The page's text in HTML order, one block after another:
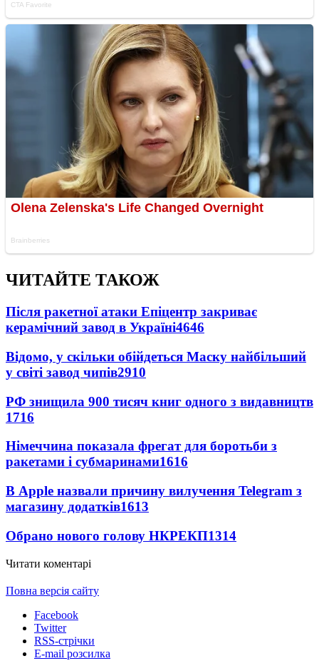
ЧИТАЙТЕ ТАКОЖ
Після ракетної атаки Епіцентр закриває
керамічний завод в Україні4646
Відомо, у скільки обійдеться Маску найбільший
у світі завод чипів2910
РФ знищила 900 тисяч книг одного з видавництв
1716
Німеччина показала фрегат для боротьби з
ракетами і субмаринами1616
В Apple назвали причину вилучення Telegram з
магазину додатків1613
Обрано нового голову НКРЕКП1314
Читати коментарі
Повна версія сайту
Facebook
Twitter
RSS-стрічки
E-mail розсилка